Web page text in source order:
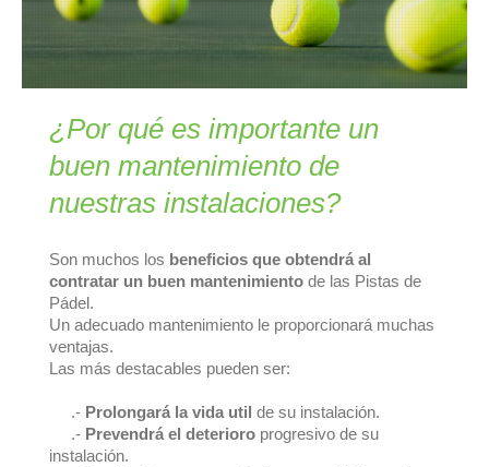
¿Por qué es importante un
buen mantenimiento de
nuestras instalaciones?
Son muchos los beneficios que obtendrá al
contratar un buen mantenimiento de las Pistas de
Pádel.
Un adecuado mantenimiento le proporcionará muchas
ventajas.
Las más destacables pueden ser:
.- Prolongará la vida util de su instalación.
.- Prevendrá el deterioro progresivo de su
instalación.